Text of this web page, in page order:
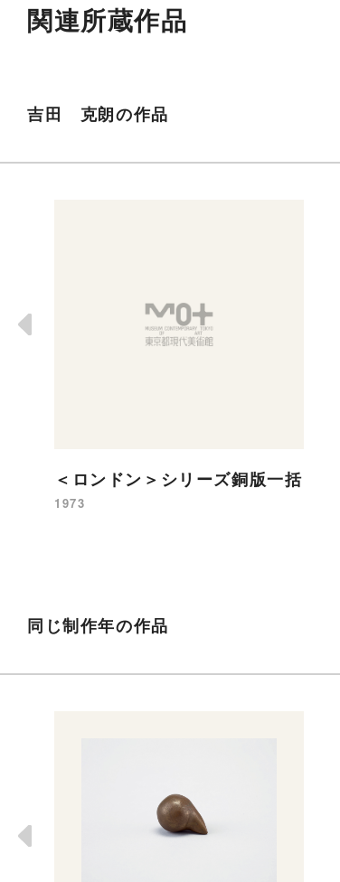
関連所蔵作品
吉田 克朗の作品
＜ロンドン＞シリーズ銅版一括
1973
同じ制作年の作品